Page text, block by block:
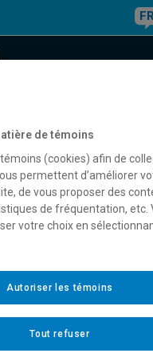
FR
de témoins
(cookies) afin de
permettent d’améliorer
de vous proposer des
de fréquentation, etc.
votre choix en
Tout refuser
Autoriser les témoins